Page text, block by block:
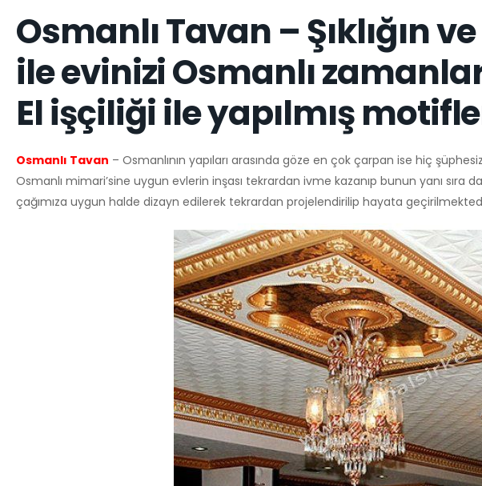
Osmanlı Tavan – Şıklığın
ile evinizi Osmanlı
El işçiliği ile yapılmış
Osmanlı Tavan – Osmanlının yapıları arasında göze en çok çarpan ise hiç
Osmanlı mimari’sine uygun evlerin inşası tekrardan ivme kazanıp bunun yanı sıra
çağımıza uygun halde dizayn edilerek tekrardan projelendirilip hayata